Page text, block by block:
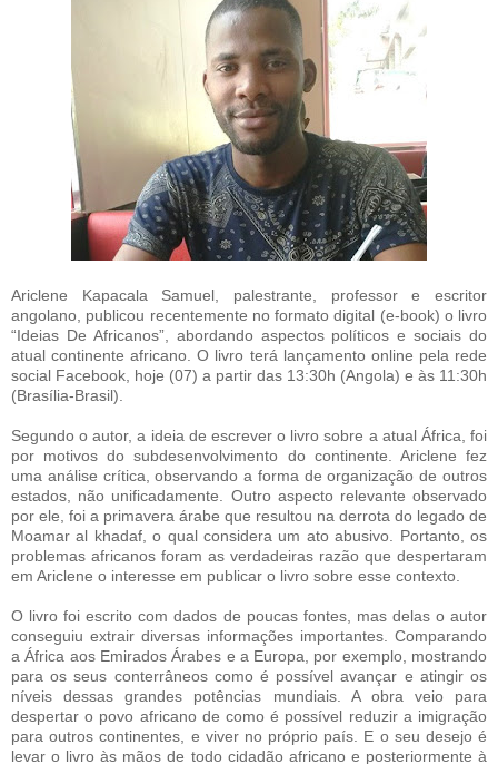
Ariclene Kapacala Samuel, palestrante, professor e escritor
angolano, publicou recentemente no formato digital (e-book) o livro
“Ideias De Africanos”, abordando aspectos políticos e sociais do
atual continente africano. O livro terá lançamento online pela rede
social Facebook, hoje (07) a partir das 13:30h (Angola) e às 11:30h
(Brasília-Brasil).
Segundo o autor, a ideia de escrever o livro sobre a atual África, foi
por motivos do subdesenvolvimento do continente. Ariclene fez
uma análise crítica, observando a forma de organização de outros
estados, não unificadamente. Outro aspecto relevante observado
por ele, foi a primavera árabe que resultou na derrota do legado de
Moamar al khadaf, o qual considera um ato abusivo. Portanto, os
problemas africanos foram as verdadeiras razão que despertaram
em Ariclene o interesse em publicar o livro sobre esse contexto.
O livro foi escrito com dados de poucas fontes, mas delas o autor
conseguiu extrair diversas informações importantes. Comparando
a África aos Emirados Árabes e a Europa, por exemplo, mostrando
para os seus conterrâneos como é possível avançar e atingir os
níveis dessas grandes potências mundiais. A obra veio para
despertar o povo africano de como é possível reduzir a imigração
para outros continentes, e viver no próprio país. E o seu desejo é
levar o livro às mãos de todo cidadão africano e posteriormente à